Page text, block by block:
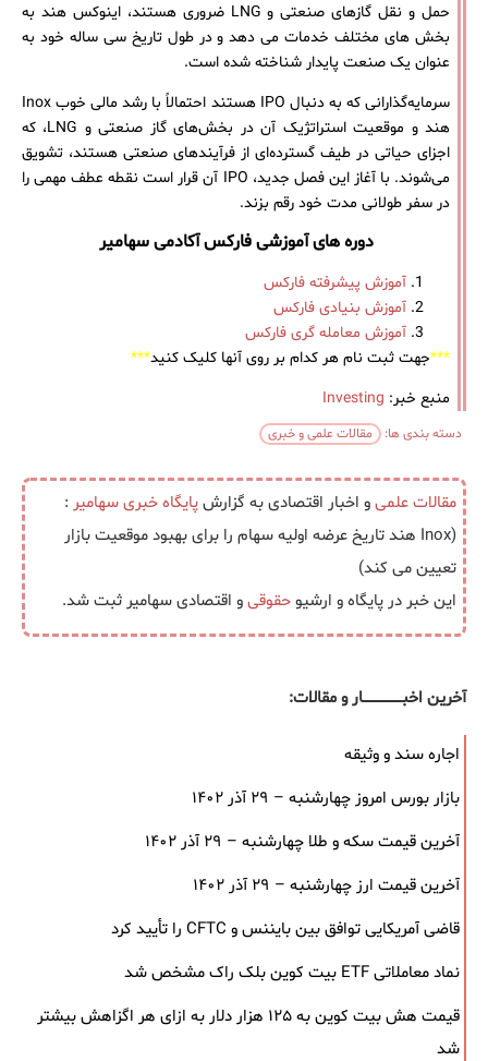
حمل و نقل گازهای صنعتی و LNG ضروری هستند، اینوکس هند به
بخش های مختلف خدمات می دهد و در طول تاریخ سی ساله خود به
عنوان یک صنعت پایدار شناخته شده است.
سرمایه‌گذارانی که به دنبال IPO هستند احتمالاً با رشد مالی خوب Inox
هند و موقعیت استراتژیک آن در بخش‌های گاز صنعتی و LNG، که
اجزای حیاتی در طیف گسترده‌ای از فرآیندهای صنعتی هستند، تشویق
می‌شوند. با آغاز این فصل جدید، IPO آن قرار است نقطه عطف مهمی را
در سفر طولانی مدت خود رقم بزند.
دوره های آموزشی فارکس آکادمی سهامیر
آموزش پیشرفته فارکس
آموزش بنیادی فارکس
آموزش معامله گری فارکس
***جهت ثبت نام هر کدام بر روی آنها کلیک کنید***
منبع خبر: Investing
دسته بندی ها: مقالات علمی و خبری
مقالات علمیو اخبار اقتصادی به گزارشپایگاه خبریسهامیر :
(Inox هند تاریخ عرضه اولیه سهام را برای بهبود موقعیت بازار
تعیین می کند)
این خبر در پایگاه و ارشیوحقوقیو اقتصادی سهامیر ثبت شد.
آخرین اخبــــــــــــــــــار و مقالات:
اجاره سند و وثیقه
بازار بورس امروز چهارشنبه – ۲۹ آذر ۱۴۰۲
آخرین قیمت سکه و طلا چهارشنبه – ۲۹ آذر ۱۴۰۲
آخرین قیمت ارز چهارشنبه – ۲۹ آذر ۱۴۰۲
قاضی آمریکایی توافق بین بایننس و CFTC را تأیید کرد
نماد معاملاتی ETF بیت کوین بلک ‌راک مشخص شد
قیمت هش بیت کوین به ۱۲۵ هزار دلار به‌ ازای هر اگزاهش بیشتر
شد